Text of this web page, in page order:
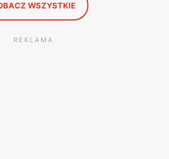
WSZYSTKIE
REKLAMA